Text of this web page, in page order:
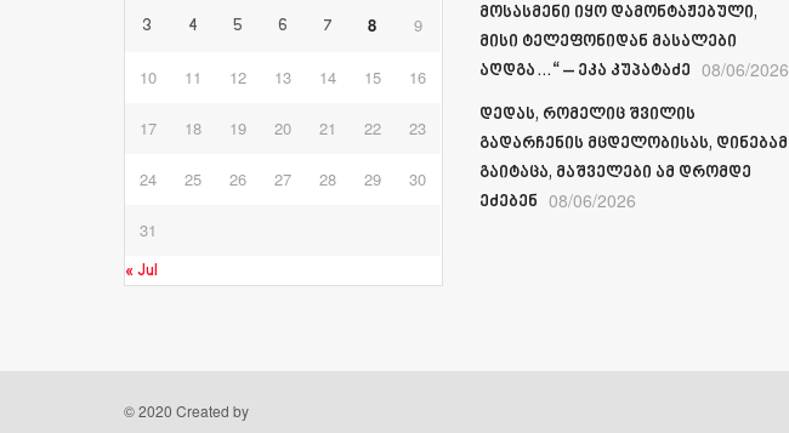
3 4 5 6 7 8 9
10 11 12 13 14 15 16
17 18 19 20 21 22 23
24 25 26 27 28 29 30
31
« Jul
მოსასმენი იყო დამონტაჟებული,
მისი ტელეფონიდან მასალები
აღდგა…“ – ეკა კუპატაძე 08/06/2026
დედას, რომელიც შვილის
გადარჩენის მცდელობისას, დინებამ
გაიტაცა, მაშველები ამ დრომდე
ეძებენ 08/06/2026
© 2020 Created by